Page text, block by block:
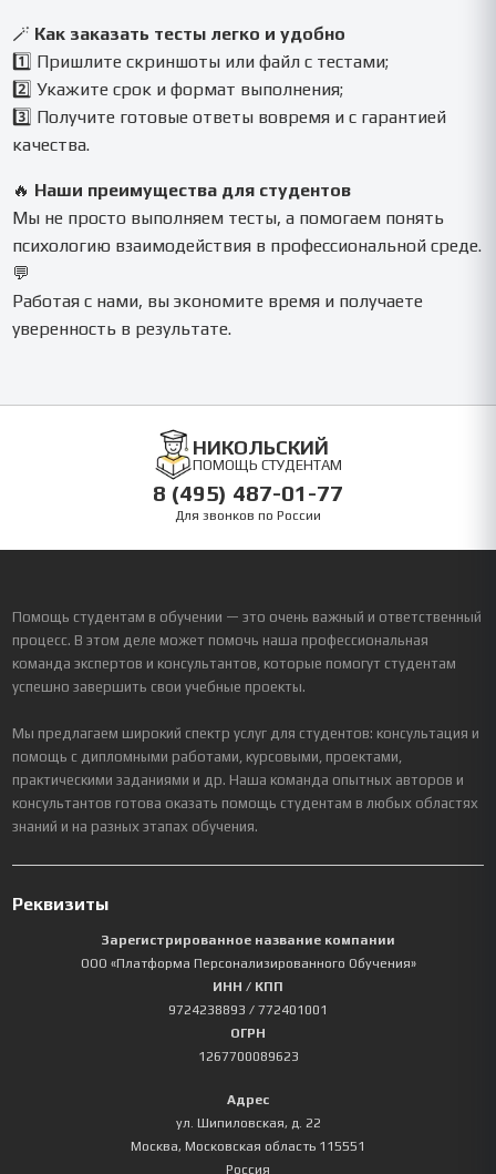
🪄 Как заказать тесты легко и удобно
1️⃣ Пришлите скриншоты или файл с тестами;
2️⃣ Укажите срок и формат выполнения;
3️⃣ Получите готовые ответы вовремя и с гарантией
качества.
🔥 Наши преимущества для студентов
Мы не просто выполняем тесты, а помогаем понять
психологию взаимодействия в профессиональной среде.
💬
Работая с нами, вы экономите время и получаете
уверенность в результате.
НИКОЛЬСКИЙ
ПОМОЩЬ СТУДЕНТАМ
8 (495) 487-01-77
Для звонков по России
Помощь студентам в обучении — это очень важный и ответственный
процесс. В этом деле может помочь наша профессиональная
команда экспертов и консультантов, которые помогут студентам
успешно завершить свои учебные проекты.
Мы предлагаем широкий спектр услуг для студентов: консультация и
помощь с дипломными работами, курсовыми, проектами,
практическими заданиями и др. Наша команда опытных авторов и
консультантов готова оказать помощь студентам в любых областях
знаний и на разных этапах обучения.
Реквизиты
Зарегистрированное название компании
ООО «Платформа Персонализированного Обучения»
ИНН / КПП
9724238893 / 772401001
ОГРН
1267700089623
Адрес
ул. Шипиловская, д. 22
Москва, Московская область 115551
Россия